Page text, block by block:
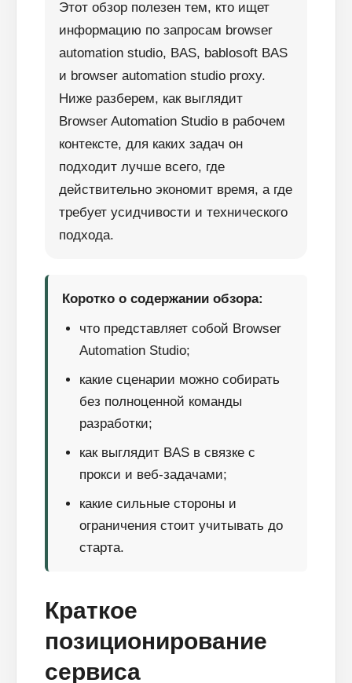
Этот обзор полезен тем, кто ищет
информацию по запросам browser
automation studio, BAS, bablosoft BAS
и browser automation studio proxy.
Ниже разберем, как выглядит
Browser Automation Studio в рабочем
контексте, для каких задач он
подходит лучше всего, где
действительно экономит время, а где
требует усидчивости и технического
подхода.
Коротко о содержании обзора:
что представляет собой Browser
Automation Studio;
какие сценарии можно собирать
без полноценной команды
разработки;
как выглядит BAS в связке с
прокси и веб-задачами;
какие сильные стороны и
ограничения стоит учитывать до
старта.
Краткое
позиционирование
сервиса